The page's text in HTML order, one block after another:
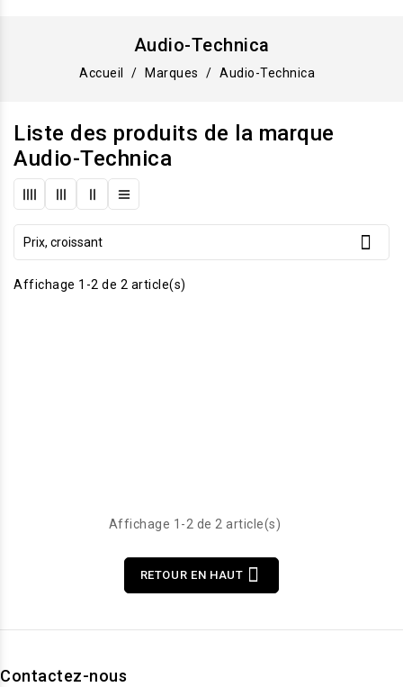
Audio-Technica
Accueil Marques Audio-Technica
Liste des produits de la marque
Audio-Technica
Prix, croissant 
Affichage 1-2 de 2 article(s)
Affichage 1-2 de 2 article(s)
RETOUR EN HAUT 
Contactez-nous